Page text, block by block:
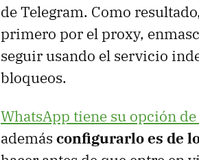
de Telegram. Como
primero por el proxy,
seguir usando el servicio
bloqueos.
WhatsApp tiene su opción
además configurarlo es de